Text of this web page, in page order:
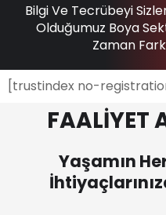
Bilgi Ve Tecrübeyi
Olduğumuz Boya
Zaman
[trustindex no-
FAALİYET
Yaşamın